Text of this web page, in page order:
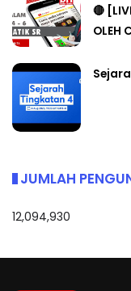
🔴
OLEH
JUMLAH
12,094,930